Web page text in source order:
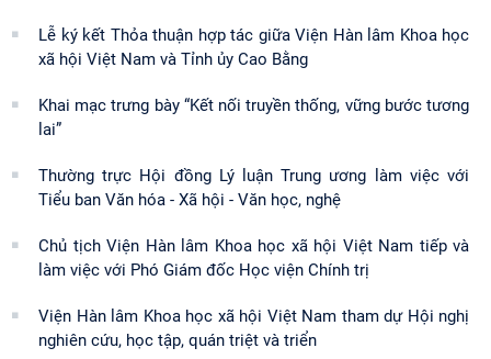
Lễ ký kết Thỏa thuận hợp tác giữa Viện Hàn lâm Khoa học
xã hội Việt Nam và Tỉnh ủy Cao Bằng
Khai mạc trưng bày “Kết nối truyền thống, vững bước tương
lai”
Thường trực Hội đồng Lý luận Trung ương làm việc với
Tiểu ban Văn hóa - Xã hội - Văn học, nghệ
Chủ tịch Viện Hàn lâm Khoa học xã hội Việt Nam tiếp và
làm việc với Phó Giám đốc Học viện Chính trị
Viện Hàn lâm Khoa học xã hội Việt Nam tham dự Hội nghị
nghiên cứu, học tập, quán triệt và triển